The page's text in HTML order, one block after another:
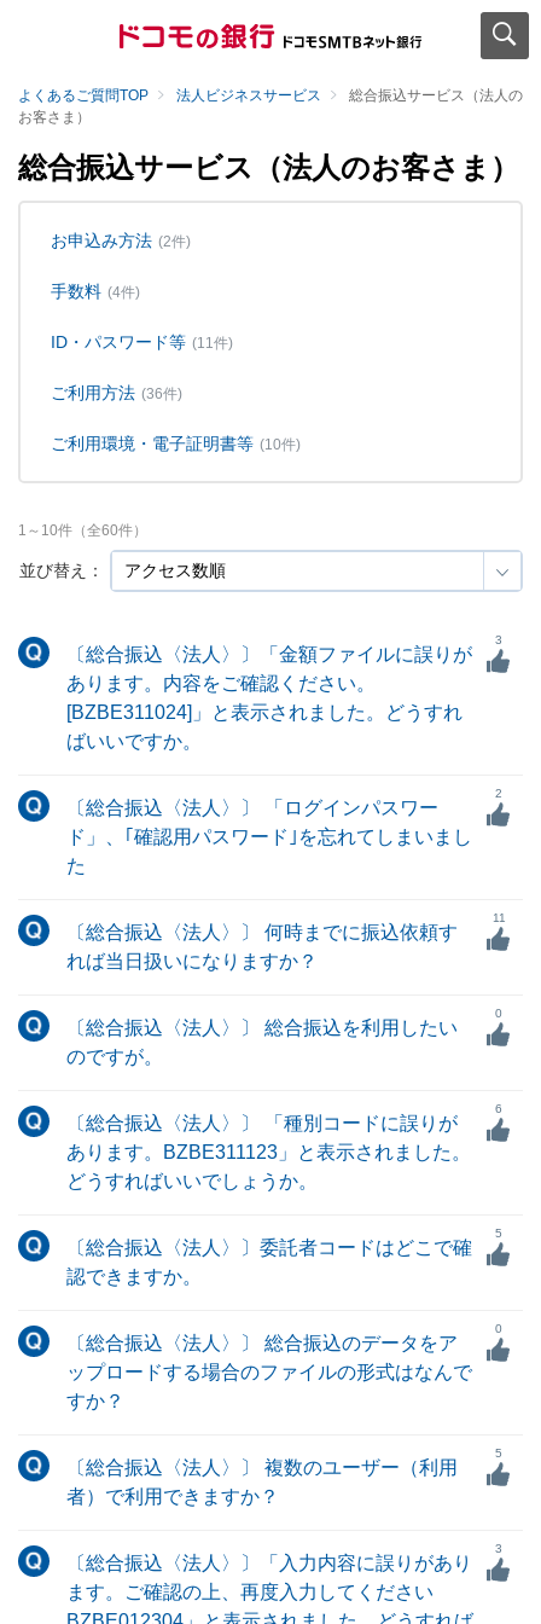
よくあるご質問TOP 法人ビジネスサービス
総合振込サービス（法人の
お客さま）
総合振込サービス（法人のお客さま）
お申込み方法 (2件)
手数料 (4件)
ID・パスワード等 (11件)
ご利用方法 (36件)
ご利用環境・電子証明書等 (10件)
並び替え：
1 ～ 10件（全60件）
〔総合振込〈法人〉〕「金額ファイルに誤りが
あります。内容をご確認ください。
[BZBE311024]」と表示されました。どうすれ
ばいいですか。
3
〔総合振込〈法人〉〕 「ログインパスワー
ド」、｢確認用パスワード｣を忘れてしまいまし
た
2
〔総合振込〈法人〉〕 何時までに振込依頼す
れば当日扱いになりますか？
11
〔総合振込〈法人〉〕 総合振込を利用したい
のですが。
0
〔総合振込〈法人〉〕 「種別コードに誤りが
あります。BZBE311123」と表示されました。
どうすればいいでしょうか。
6
〔総合振込〈法人〉〕委託者コードはどこで確
認できますか。
5
〔総合振込〈法人〉〕 総合振込のデータをア
ップロードする場合のファイルの形式はなんで
すか？
0
〔総合振込〈法人〉〕 複数のユーザー（利用
者）で利用できますか？
5
〔総合振込〈法人〉〕「入力内容に誤りがあり
ます。ご確認の上、再度入力してください
3